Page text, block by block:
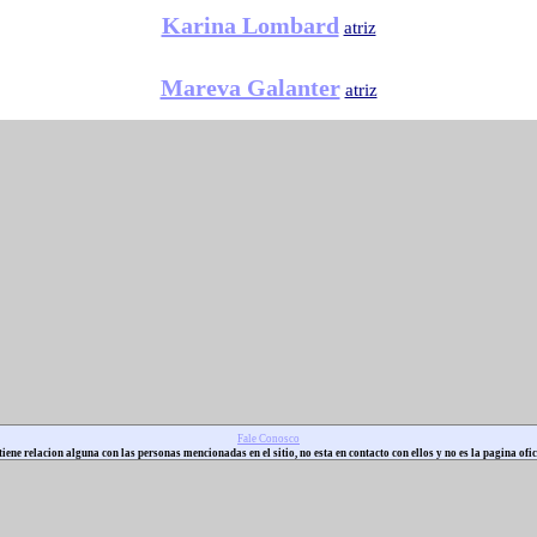
Karina Lombard atriz
Mareva Galanter atriz
Fale Conosco
relacion alguna con las personas mencionadas en el sitio, no esta en contacto con ellos y no es la pagina